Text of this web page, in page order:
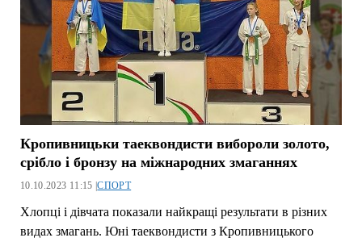
Кропивницьки таеквондисти вибороли золото,
срібло і бронзу на міжнародних змаганнях
10.10.2023 11:15 |СПОРТ
Хлопці і дівчата показали найкращі результати в різних
видах змагань. Юні таеквондисти з Кропивницького